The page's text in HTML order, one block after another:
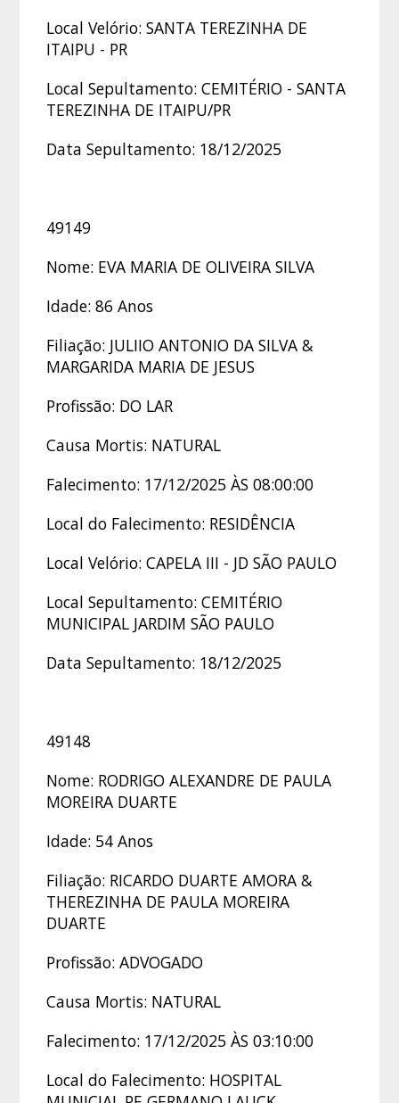
Local Velório: SANTA TEREZINHA DE
ITAIPU - PR
Local Sepultamento: CEMITÉRIO - SANTA
TEREZINHA DE ITAIPU/PR
Data Sepultamento: 18/12/2025
49149
Nome: EVA MARIA DE OLIVEIRA SILVA
Idade: 86 Anos
Filiação: JULIIO ANTONIO DA SILVA &
MARGARIDA MARIA DE JESUS
Profissão: DO LAR
Causa Mortis: NATURAL
Falecimento: 17/12/2025 ÀS 08:00:00
Local do Falecimento: RESIDÊNCIA
Local Velório: CAPELA III - JD SÃO PAULO
Local Sepultamento: CEMITÉRIO
MUNICIPAL JARDIM SÃO PAULO
Data Sepultamento: 18/12/2025
49148
Nome: RODRIGO ALEXANDRE DE PAULA
MOREIRA DUARTE
Idade: 54 Anos
Filiação: RICARDO DUARTE AMORA &
THEREZINHA DE PAULA MOREIRA
DUARTE
Profissão: ADVOGADO
Causa Mortis: NATURAL
Falecimento: 17/12/2025 ÀS 03:10:00
Local do Falecimento: HOSPITAL